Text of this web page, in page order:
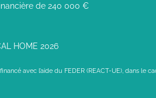
de 240 000 €
HOME 2026
avec l’aide du FEDER (REACT-UE), dans le